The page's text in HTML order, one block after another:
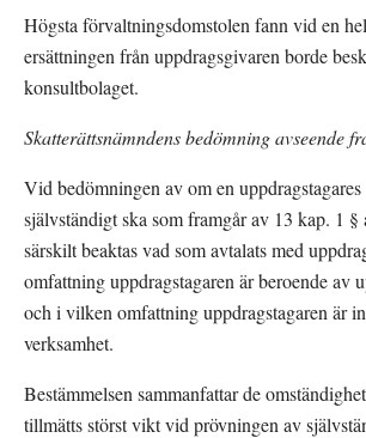
Högsta förvaltningsdomstolen fann vid en
ersättningen från uppdragsgivaren borde
konsultbolaget.
Skatterättsnämndens bedömning avseende
Vid bedömningen av om en
självständigt ska som framgår av 13 kap. 1 §
särskilt beaktas vad som avtalats med
omfattning uppdragstagaren är beroende av
och i vilken omfattning uppdragstagaren är
verksamhet.
Bestämmelsen sammanfattar de
tillmätts störst vikt vid prövningen av